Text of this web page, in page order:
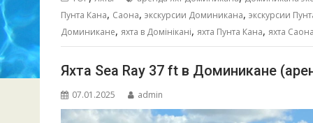
o
o
k
A
p
p
n
g
er
а
в
и
т
ь
Пунта Кана, Саона, экскурсии Доминикана, экскурсии
Доминикане, яхта в Домінікані, яхта Пунта Кана, яхта Саона
Яхта Sea Ray 37 ft в Доминикане
07.01.2025 admin